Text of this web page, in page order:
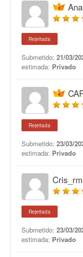
Rejeitada
Submetido: 21/03/
estimada: Privado
Rejeitada
Submetido: 23/03/
estimada: Privado
Cris_rm
Rejeitada
Submetido: 23/03/
estimada: Privado